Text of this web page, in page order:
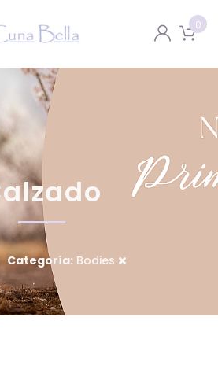
0
Categoría: Bodies